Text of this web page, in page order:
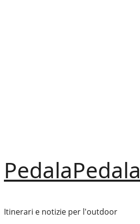
PedalaPedala
Itinerari e notizie per l'outdoor